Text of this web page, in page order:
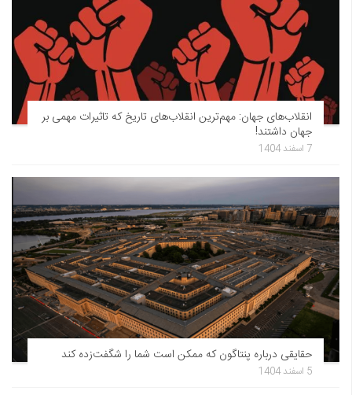
انقلاب‌های جهان: مهم‌ترین انقلاب‌های تاریخ که تاثیرات مهمی بر
جهان داشتند!
7 اسفند 1404
حقایقی درباره پنتاگون که ممکن است شما را شگفت‌زده کند
5 اسفند 1404